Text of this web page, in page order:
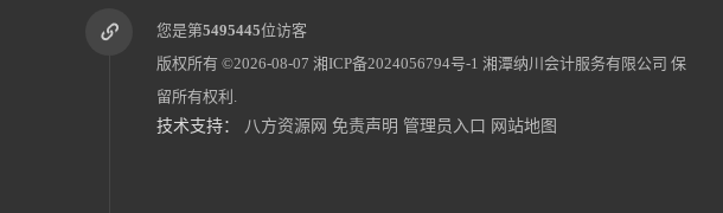
您是第5495445位访客
版权所有 ©2026-08-07 湘ICP备2024056794号-1 湘潭纳川会计服务有限公司 保
留所有权利.
技术支持： 八方资源网 免责声明 管理员入口 网站地图